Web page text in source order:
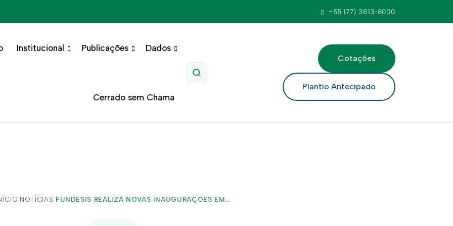
+55 (77) 3613-8000
Institucional Publicações Dados
Cerrado sem Chama
Pesquisar
Cotações
Plantio Antecipado
/ NOTÍCIAS/ FUNDESIS REALIZA NOVAS INAUGURAÇÕES EM...